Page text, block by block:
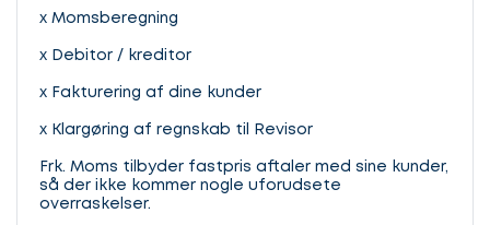
x Momsberegning
x Debitor / kreditor
x Fakturering af dine kunder
x Klargøring af regnskab til Revisor
Frk. Moms tilbyder fastpris aftaler med sine kunder,
så der ikke kommer nogle uforudsete
overraskelser.